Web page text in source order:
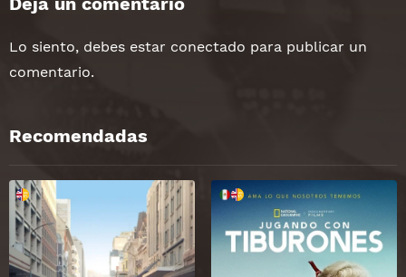
Lo siento, debes estar conectado para publicar un
comentario.
Recomendadas